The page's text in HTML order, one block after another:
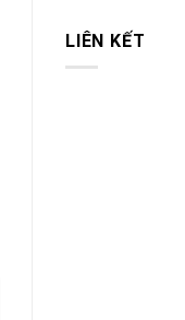
LIÊN KẾT